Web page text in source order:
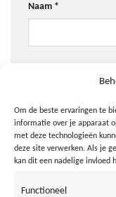
Om de beste ervaringen te
informatie over je apparaat
met deze technologieën
deze site verwerken. Als je
kan dit een nadelige invloed
Functioneel
Naam *
Site